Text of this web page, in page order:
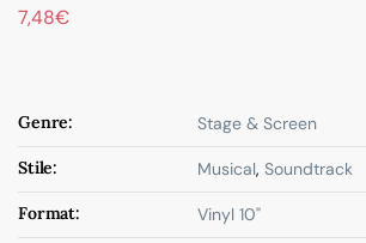
7,48€
Genre: Stage & Screen
Stile: Musical, Soundtrack
Format: Vinyl 10"